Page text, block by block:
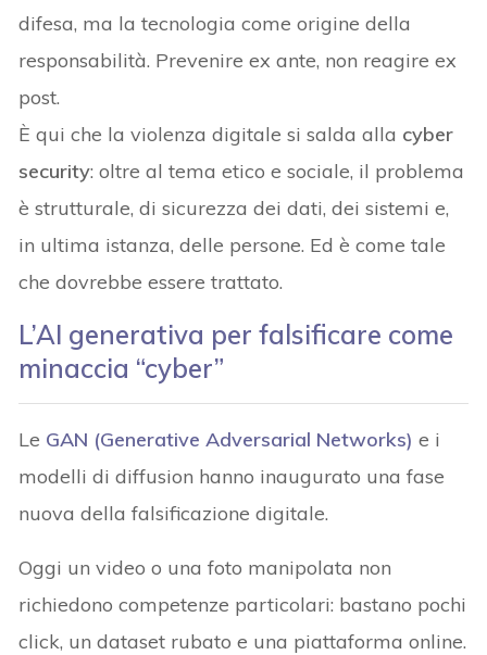
difesa, ma la tecnologia come origine della
responsabilità. Prevenire ex ante, non reagire ex
post.
È qui che la violenza digitale si salda alla cyber
security: oltre al tema etico e sociale, il problema
è strutturale, di sicurezza dei dati, dei sistemi e,
in ultima istanza, delle persone. Ed è come tale
che dovrebbe essere trattato.
L’AI generativa per falsificare come
minaccia “cyber”
Le GAN (Generative Adversarial Networks) e i
modelli di diffusion hanno inaugurato una fase
nuova della falsificazione digitale.
Oggi un video o una foto manipolata non
richiedono competenze particolari: bastano pochi
click, un dataset rubato e una piattaforma online.